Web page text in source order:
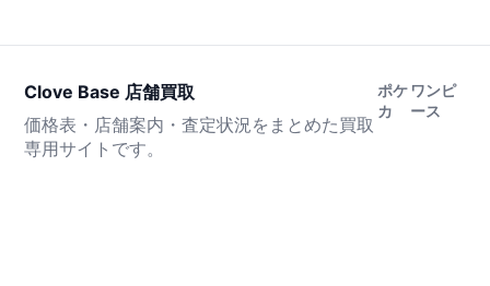
Clove Base 店舗買取
価格表・店舗案内・査定状況をまとめた買取
専用サイトです。
ポケ
カ
ワンピ
ース